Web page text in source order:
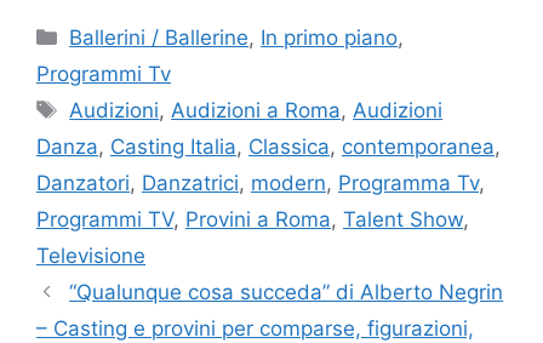
Categorie
Ballerini / Ballerine, In primo piano,
Programmi Tv
Tag
Audizioni,Audizioni a Roma,Audizioni
Danza, Casting Italia, Classica, contemporanea,
Danzatori, Danzatrici, modern, Programma Tv,
Programmi TV, Provini a Roma, Talent Show,
Televisione
“Qualunque cosa succeda” di Alberto Negrin
– Casting e provini per comparse, figurazioni,